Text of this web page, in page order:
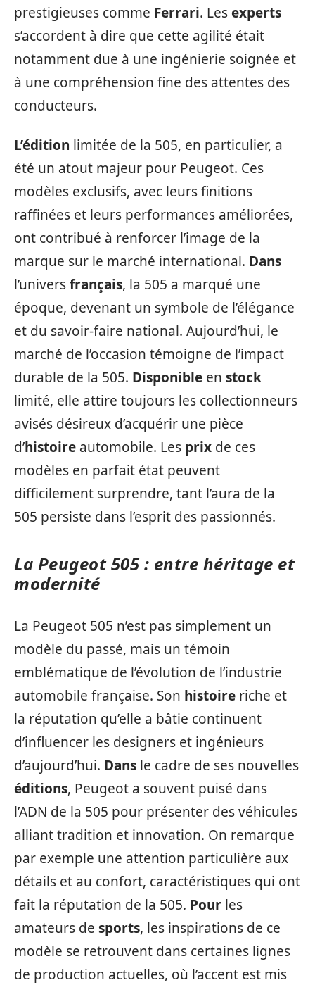
prestigieuses comme Ferrari. Lesexperts
s’accordent à dire que cette agilité était
notamment due à une ingénierie soignée et
à une compréhension fine des attentes des
conducteurs.
L’édition limitée de la 505, en particulier, a
été un atout majeur pour Peugeot. Ces
modèles exclusifs, avec leurs finitions
raffinées et leurs performances améliorées,
ont contribué à renforcer l’image de la
marque sur le marché international. Dans
l’universfrançais, la 505 a marqué une
époque, devenant un symbole de l’élégance
et du savoir-faire national. Aujourd’hui, le
marché de l’occasion témoigne de l’impact
durable de la 505. Disponible en stock
limité, elle attire toujours les collectionneurs
avisés désireux d’acquérir une pièce
d’histoire automobile. Les prix de ces
modèles en parfait état peuvent
difficilement surprendre, tant l’aura de la
505 persiste dans l’esprit des passionnés.
La Peugeot 505 : entre héritage et
modernité
La Peugeot 505 n’est pas simplement un
modèle du passé, mais un témoin
emblématique de l’évolution de l’industrie
automobile française. Son histoire riche et
la réputation qu’elle a bâtie continuent
d’influencer les designers et ingénieurs
d’aujourd’hui. Dans le cadre de ses nouvelles
éditions, Peugeot a souvent puisé dans
l’ADN de la 505 pour présenter des véhicules
alliant tradition et innovation. On remarque
par exemple une attention particulière aux
détails et au confort, caractéristiques qui ont
fait la réputation de la 505. Pour les
amateurs de sports, les inspirations de ce
modèle se retrouvent dans certaines lignes
de production actuelles, où l’accent est mis